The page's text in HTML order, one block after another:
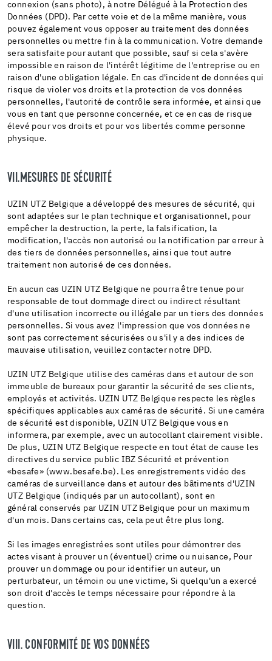
connexion (sans photo), à notre Délégué à la Protection des
Données (DPD). Par cette voie et de la même manière, vous
pouvez également vous opposer au traitement des données
personnelles ou mettre fin à la communication. Votre demande
sera satisfaite pour autant que possible, sauf si cela s'avère
impossible en raison de l'intérêt légitime de l'entreprise ou en
raison d'une obligation légale. En cas d'incident de données qui
risque de violer vos droits et la protection de vos données
personnelles, l'autorité de contrôle sera informée, et ainsi que
vous en tant que personne concernée, et ce en cas de risque
élevé pour vos droits et pour vos libertés comme personne
physique.
VII.MESURES DE SÉCURITÉ
UZIN UTZ Belgique a développé des mesures de sécurité, qui
sont adaptées sur le plan technique et organisationnel, pour
empêcher la destruction, la perte, la falsification, la
modification, l'accès non autorisé ou la notification par erreur à
des tiers de données personnelles, ainsi que tout autre
traitement non autorisé de ces données.
En aucun cas UZIN UTZ Belgique ne pourra être tenue pour
responsable de tout dommage direct ou indirect résultant
d'une utilisation incorrecte ou illégale par un tiers des données
personnelles. Si vous avez l'impression que vos données ne
sont pas correctement sécurisées ou s'il y a des indices de
mauvaise utilisation, veuillez contacter notre DPD.
UZIN UTZ Belgique utilise des caméras dans et autour de son
immeuble de bureaux pour garantir la sécurité de ses clients,
employés et activités. UZIN UTZ Belgique respecte les règles
spécifiques applicables aux caméras de sécurité. Si une caméra
de sécurité est disponible, UZIN UTZ Belgique vous en
informera, par exemple, avec un autocollant clairement visible.
De plus, UZIN UTZ Belgique respecte en tout état de cause les
directives du service public IBZ Sécurité et prévention
«besafe» (www.besafe.be). Les enregistrements vidéo des
caméras de surveillance dans et autour des bâtiments d'UZIN
UTZ Belgique (indiqués par un autocollant), sont en
général conservés par UZIN UTZ Belgique pour un maximum
d'un mois. Dans certains cas, cela peut être plus long.
Si les images enregistrées sont utiles pour démontrer des
actes visant à prouver un (éventuel) crime ou nuisance, Pour
prouver un dommage ou pour identifier un auteur, un
perturbateur, un témoin ou une victime, Si quelqu'un a exercé
son droit d'accès le temps nécessaire pour répondre à la
question.
VIII. CONFORMITÉ DE VOS DONNÉES